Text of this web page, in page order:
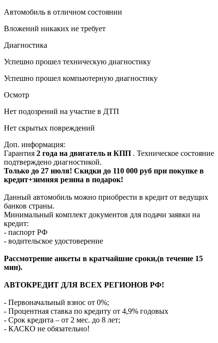
Автомобиль в отличном состоянии
Вложений никаких не требует
Диагностика
Успешно прошел техническую диагностику
Успешно прошел компьютерную диагностику
Осмотр
Нет подозрений на участие в ДТП
Нет скрытых повреждений
Доп. информация:
Гарантия 2 года на двигатель и КПП . Техническое состояние
подтверждено диагностикой.
Только до 27 июля! Скидки до 110 000 руб при покупке в
кредит+зимняя резина в подарок!
Данный автомобиль можно приобрести в кредит от ведущих
банков страны.
Минимальный комплект документов для подачи заявки на
кредит:
- паспорт РФ
- водительское удостоверение
Рассмотрение анкеты в кратчайшие сроки,(в течение 15
мин).
АВТОКРЕДИТ ДЛЯ ВСЕХ РЕГИОНОВ РФ!
- Первоначальный взнос от 0%;
- Процентная ставка по кредиту от 4,9% годовых
- Срок кредита – от 2 мес. до 8 лет;
- КАСКО не обязательно!